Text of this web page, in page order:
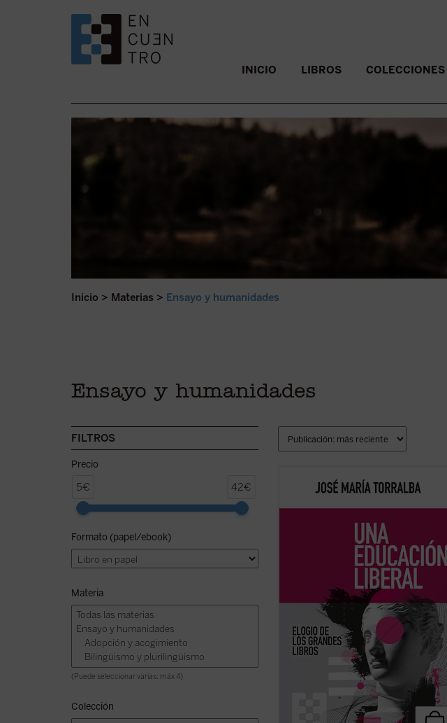
SALTAR AL CONTENIDO. INICIO LIBROS COLECCIONES
Inicio > Materias > Ensayo y humanidades
Ensayo y humanidades
FILTROS
Precio
5€ 42€
Formato (papel/ebook)
Materia
(Puede seleccionar varias: máx 4)
Colección
«En estas páginas, José María Torralba se
liberal y sus principios teóricos, así como
de los problemas prácticos que suelen
impedir o dificultar la formación de los
alumnos en las humanidades, con ...(ver